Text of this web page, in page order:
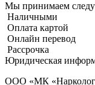
Мы принимаем
Наличными
Оплата картой
Онлайн перевод
Рассрочка
Юридическая
ООО «МК